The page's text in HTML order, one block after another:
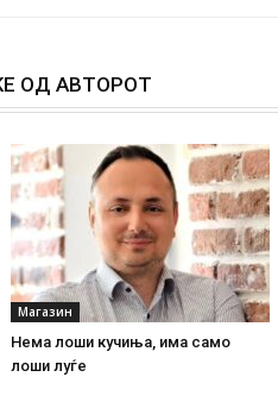
ОД АВТОРОТ
Магазин
Нема лоши кучиња, има само
лоши луѓе